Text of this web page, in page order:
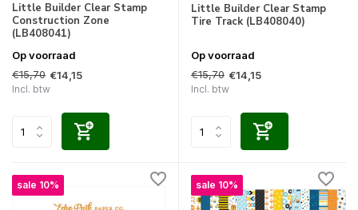
Little Builder Clear Stamp
Construction Zone
(LB408041)
Op voorraad
€15,70 €14,15
Incl. btw
Little Builder Clear Stamp
Tire Track (LB408040)
Op voorraad
€15,70 €14,15
Incl. btw
sale 10% sale 10%